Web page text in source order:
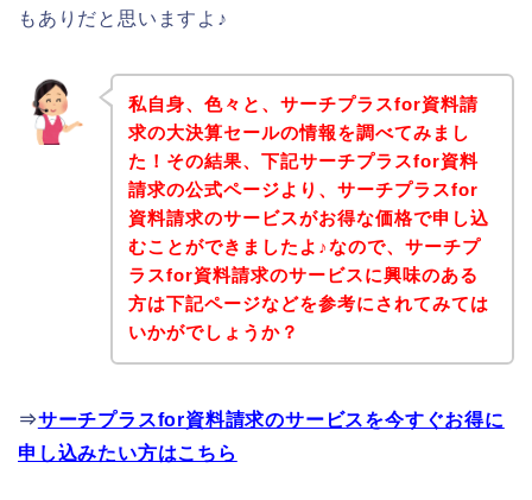
もありだと思いますよ♪
私自身、色々と、サーチプラスfor資料請
求の大決算セールの情報を調べてみまし
た！その結果、下記サーチプラスfor資料
請求の公式ページより、サーチプラスfor
資料請求のサービスがお得な価格で申し込
むことができましたよ♪なので、サーチプ
ラスfor資料請求のサービスに興味のある
方は下記ページなどを参考にされてみては
いかがでしょうか？
⇒サーチプラスfor資料請求のサービスを今すぐお得に
申し込みたい方はこちら